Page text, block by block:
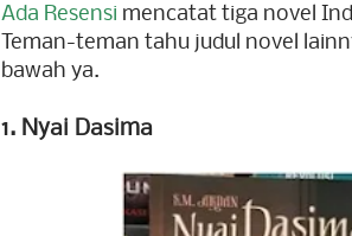
Ada Resensi mencatat tiga novel
Teman-teman tahu judul novel
bawah ya.
1. Nyai Dasima